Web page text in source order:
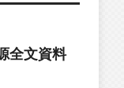
全文資料